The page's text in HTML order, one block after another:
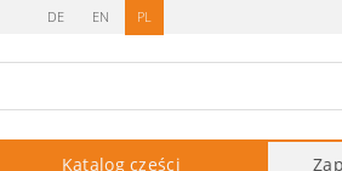
DE EN PL
Katalog części